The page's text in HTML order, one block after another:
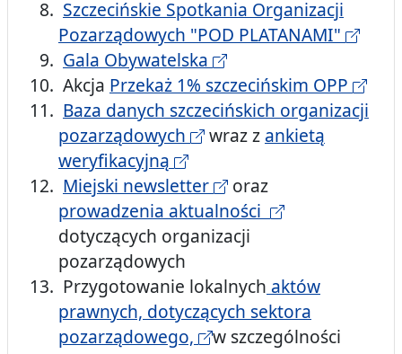
Szczecińskie Spotkania Organizacji
Pozarządowych "POD PLATANAMI"
Gala Obywatelska
Akcja Przekaż 1% szczecińskim OPP
Baza danych szczecińskich organizacji
pozarządowych
wraz z ankietą
weryfikacyjną
Miejski newsletter
oraz
prowadzenia aktualności
dotyczących organizacji
pozarządowych
Przygotowanie lokalnych aktów
prawnych, dotyczących sektora
pozarządowego,
w szczególności